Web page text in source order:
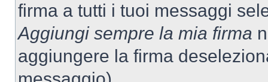
firma a tutti i tuoi messaggi
Aggiungi sempre la mia firma
aggiungere la firma